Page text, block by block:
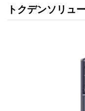
トクデンソリュ